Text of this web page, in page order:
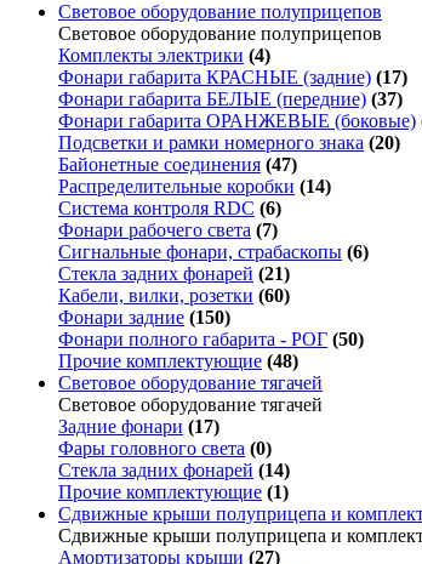
Световое оборудование полуприцепов
Световое оборудование полуприцепов
Комплекты электрики (4)
Фонари габарита КРАСНЫЕ (задние) (17)
Фонари габарита БЕЛЫЕ (передние) (37)
Фонари габарита ОРАНЖЕВЫЕ (боковые)
Подсветки и рамки номерного знака (20)
Байонетные соединения (47)
Распределительные коробки (14)
Система контроля RDC (6)
Фонари рабочего света (7)
Сигнальные фонари, страбаскопы (6)
Стекла задних фонарей (21)
Кабели, вилки, розетки (60)
Фонари задние (150)
Фонари полного габарита - РОГ (50)
Прочие комплектующие (48)
Световое оборудование тягачей
Световое оборудование тягачей
Задние фонари (17)
Фары головного света (0)
Стекла задних фонарей (14)
Прочие комплектующие (1)
Сдвижные крыши полуприцепа и
Сдвижные крыши полуприцепа и
Амортизаторы крыши (27)